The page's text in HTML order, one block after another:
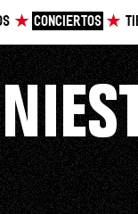
CONCIERTOS